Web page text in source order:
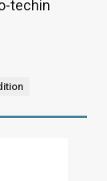
techin